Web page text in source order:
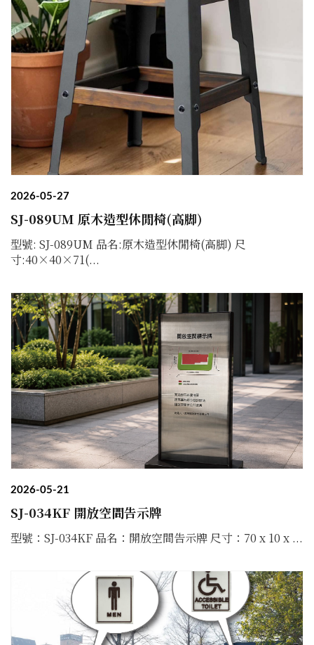
2026-05-27
SJ-089UM 原木造型休閒椅(高脚)
型號: SJ-089UM 品名:原木造型休閒椅(高脚) 尺
寸:40×40×71(...
2026-05-21
SJ-034KF 開放空間告示牌
型號：SJ-034KF 品名：開放空間告示牌 尺寸：70 x 10 x ...